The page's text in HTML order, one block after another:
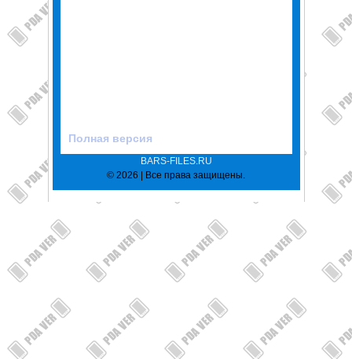
Полная версия
BARS-FILES.RU
© 2026 | Все права защищены.